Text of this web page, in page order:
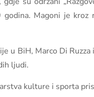
Magoni je kroz
u BiH, Marco Di
ljudi.
kulture i sporta